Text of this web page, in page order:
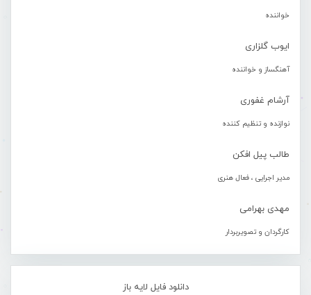
خواننده
ایوب گلزاری
آهنگساز و خواننده
آرشام غفوری
نوازنده و تنظیم کننده
طالب پیل افکن
مدیر اجرایی ، فعال هنری
مهدی بهرامی
کارگردان و تصویربردار
دانلود فایل لایه باز